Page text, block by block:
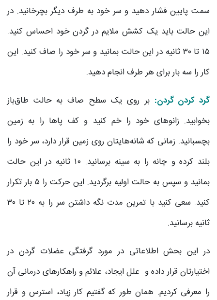
سمت پایین فشار دهید و سر خود به طرف دیگر بچرخانید. در
این حالت باید یک کشش ملایم در گردن خود احساس کنید.
۱۵ تا ۳۰ ثانیه در این حالت بمانید و سر خود را صاف کنید. این
کار را سه بار برای هر طرف انجام دهید.
گرد کردن گردن: بر روی یک سطح صاف به حالت طاق‌باز
بخوابید. زانوهای خود را خم کنید و کف پاها را به زمین
بچسبانید. زمانی که شانه‌هایتان روی زمین قرار دارد، سر خود را
بلند کرده و چانه را به سینه برسانید. ۱۰ ثانیه در این حالت
بمانید و سپس به حالت اولیه برگردید. این حرکت را ۵ بار تکرار
کنید. سعی کنید با تمرین مدت نگه داشتن سر را به ۲۰ تا ۳۰
ثانیه برسانید.
در این بحش اطلاعاتی در مورد گرفتگی عضلات گردن در
اختیارتان قرار داده و علل ایجاد، علائم و راهکارهای درمانی آن
را معرفی کردیم. همان طور که گفتیم کار زیاد، استرس و قرار